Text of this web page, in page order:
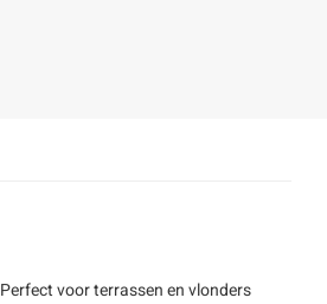
Perfect voor terrassen en vlonders